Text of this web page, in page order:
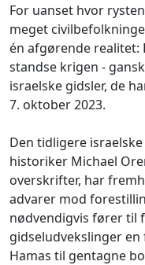
For uanset hvor
meget
én afgørende realitet:
standse krigen -
israelske gidsler, de
7. oktober 2023.
Den tidligere
historiker Michael
overskrifter, har
advarer mod
nødvendigvis fører til
gidseludvekslinger
Hamas til gentagne